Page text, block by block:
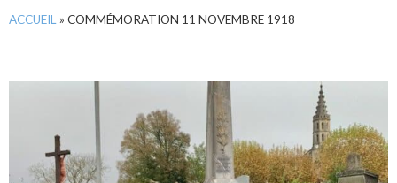
ACCUEIL » COMMÉMORATION 11 NOVEMBRE 1918